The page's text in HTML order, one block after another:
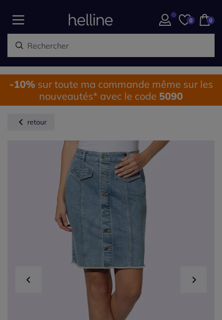
0 0
-10%sur toute ma commande même sur les
nouveautés* avec le code 5090
retour